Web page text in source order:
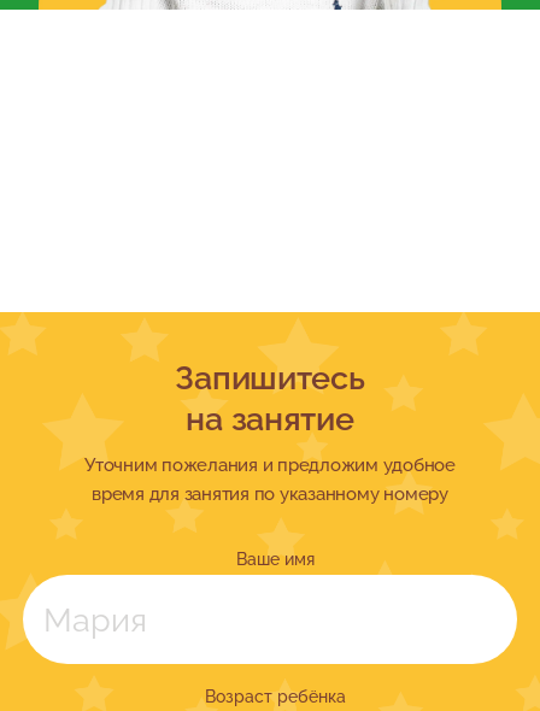
Запишитесь
на занятие
Уточним пожелания и предложим удобное
время для занятия по указанному номеру
Ваше имя
Возраст ребёнка